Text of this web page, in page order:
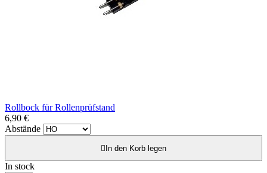
Rollbock für Rollenprüfstand
6,90 €
Abstände
 In den Korb legen
In stock